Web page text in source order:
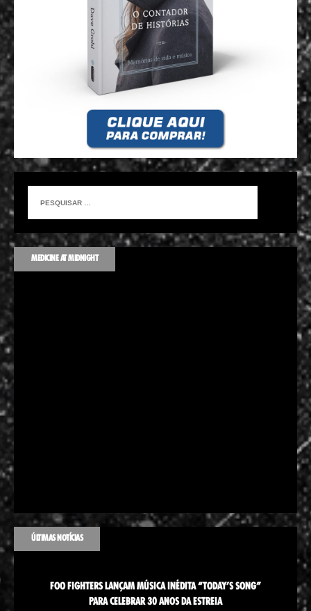
MEDICINE AT MIDNIGHT
ÚLTIMAS NOTÍCIAS
FOO FIGHTERS LANÇAM MÚSICA INÉDITA “TODAY’S SONG”
PARA CELEBRAR 30 ANOS DA ESTREIA